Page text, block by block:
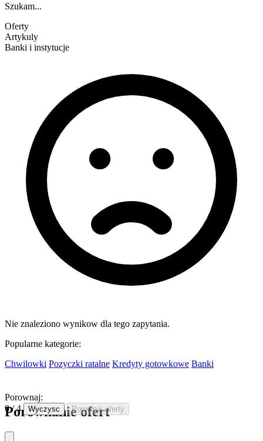
Szukam...
Oferty
Artykuly
Banki i instytucje
Nie znaleziono wynikow dla tego zapytania.
Popularne kategorie:
Chwilowki Pozyczki ratalne Kredyty gotowkowe Banki
Porownaj:
0 / 4
Wyczysc Porownaj oferty
Porownanie ofert